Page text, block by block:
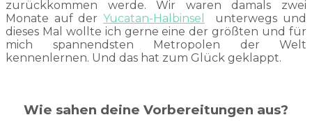
zurückkommen werde. Wir waren damals zwei
Monate auf der Yucatan-Halbinsel
unterwegs und
dieses Mal wollte ich gerne eine der größten und für
mich spannendsten Metropolen der Welt
kennenlernen. Und das hat zum Glück geklappt.
Wie sahen deine Vorbereitungen aus?